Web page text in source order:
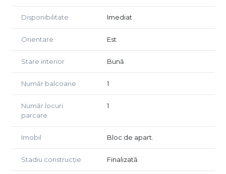
afisate.
Disponibilitate Imediat
Orientare Est
Stare interior Bună
Număr balcoane 1
Număr locuri
parcare
1
Imobil Bloc de apart.
Stadiu construcție Finalizată